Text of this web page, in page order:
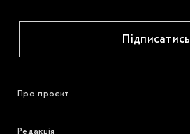
Підписатись
Про проєкт
Редакція